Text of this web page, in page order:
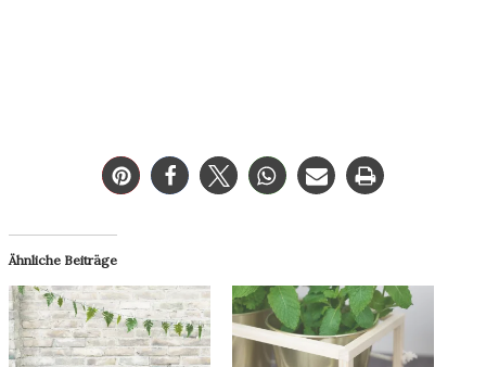
Ähnliche Beiträge